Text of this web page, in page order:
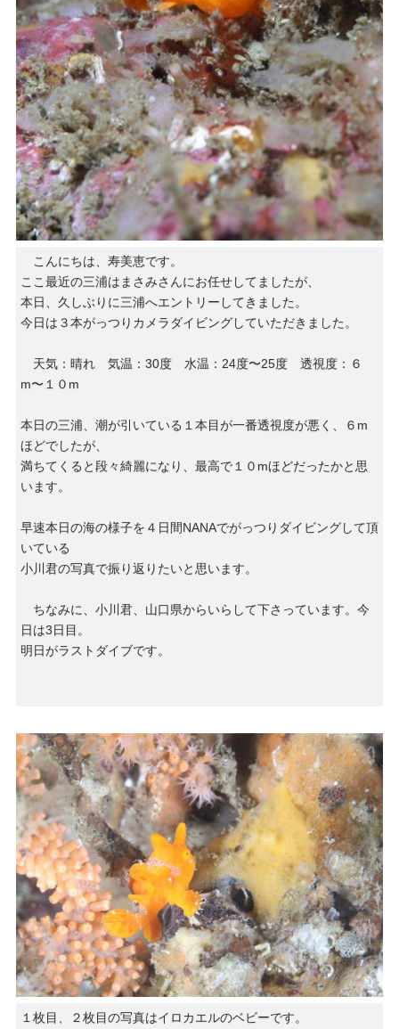
こんにちは、寿美恵です。
ここ最近の三浦はまさみさんにお任せしてましたが、
本日、久しぶりに三浦へエントリーしてきました。
今日は３本がっつりカメラダイビングしていただきました。
天気：晴れ 気温：30度 水温：24度〜25度 透視度：６
m〜１０m
本日の三浦、潮が引いている１本目が一番透視度が悪く、６m
ほどでしたが、
満ちてくると段々綺麗になり、最高で１０mほどだったかと思
います。
早速本日の海の様子を４日間NANAでがっつりダイビングして頂
いている
小川君の写真で振り返りたいと思います。
ちなみに、小川君、山口県からいらして下さっています。今
日は3日目。
明日がラストダイブです。
１枚目、２枚目の写真はイロカエルのベビーです。